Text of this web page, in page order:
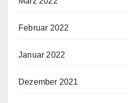
Februar 2022
Januar 2022
Dezember 2021